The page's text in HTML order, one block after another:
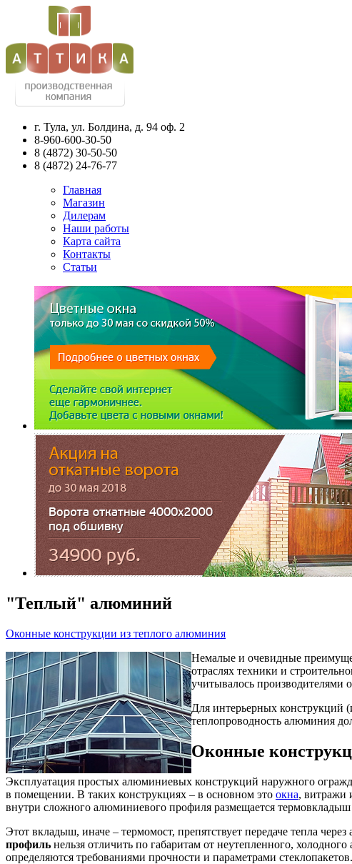
г. Тула, ул. Болдина, д. 94 оф. 2
8-960-600-30-50
8 (4872) 30-50-50
8 (4872) 24-76-77
Главная
Магазин
Дилерам
Наши работы
Карта сайта
Контакты
Статьи
"Теплый" алюминий
Оконные конструкции из теплого алюминия
Немалые и очевидные
отраслях техники и
учитывалось производителями
Для интерьерных конструкций
теплопроводность алюминия
Оконные
Эксплуатация простых алюминиевых конструкций наружного
в помещении. В таких конструкциях – в основном это окна, витражи
внутри сложного алюминиевого профиля размещается
Этот вкладыш, иначе – термомост, препятствует передаче тепла
профиль нельзя отличить по габаритам от неутепленного,
определяются требованиями прочности и параметрами стеклопакетов.